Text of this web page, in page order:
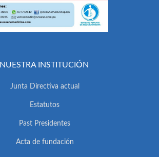
NUESTRA INSTITUCIÓN
Junta Directiva actual
Estatutos
Past Presidentes
Acta de fundación